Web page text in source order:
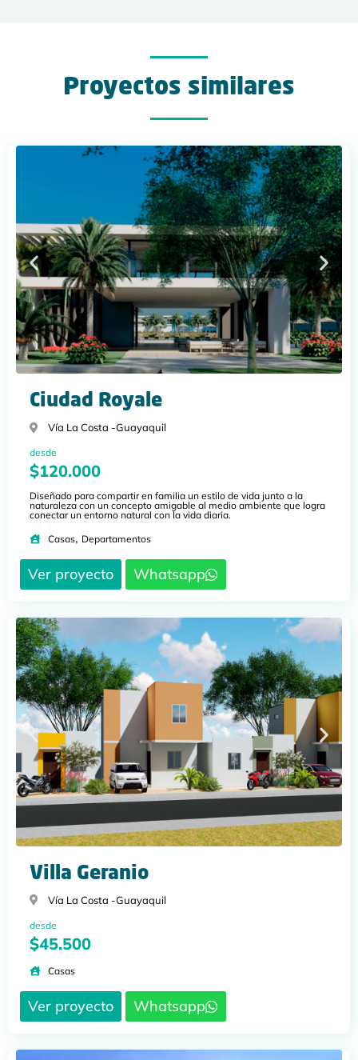
Proyectos similares
Ciudad Royale
Vía La Costa -Guayaquil
desde
$120.000
Diseñado para compartir en familia un estilo de vida junto a la
naturaleza con un concepto amigable al medio ambiente que logra
conectar un entorno natural con la vida diaria.
Casas, Departamentos
Ver proyecto Whatsapp
Villa Geranio
Vía La Costa -Guayaquil
desde
$45.500
Casas
Ver proyecto Whatsapp